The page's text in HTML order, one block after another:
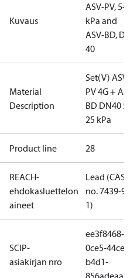
Kuvaus
ASV-PV, 5-25
kPa and
ASV-BD, DN
40
Material
Description
Set(V) ASV-
PV 4G + ASV-
BD DN40 5-
25 kPa
Product line 28
REACH-
ehdokasluettelon
aineet
Lead (CAS
no. 7439-92-
1)
SCIP-
asiakirjan nro
ee3f8468-
0ce5-44ce-
b4d1-
856adeaa8d2c